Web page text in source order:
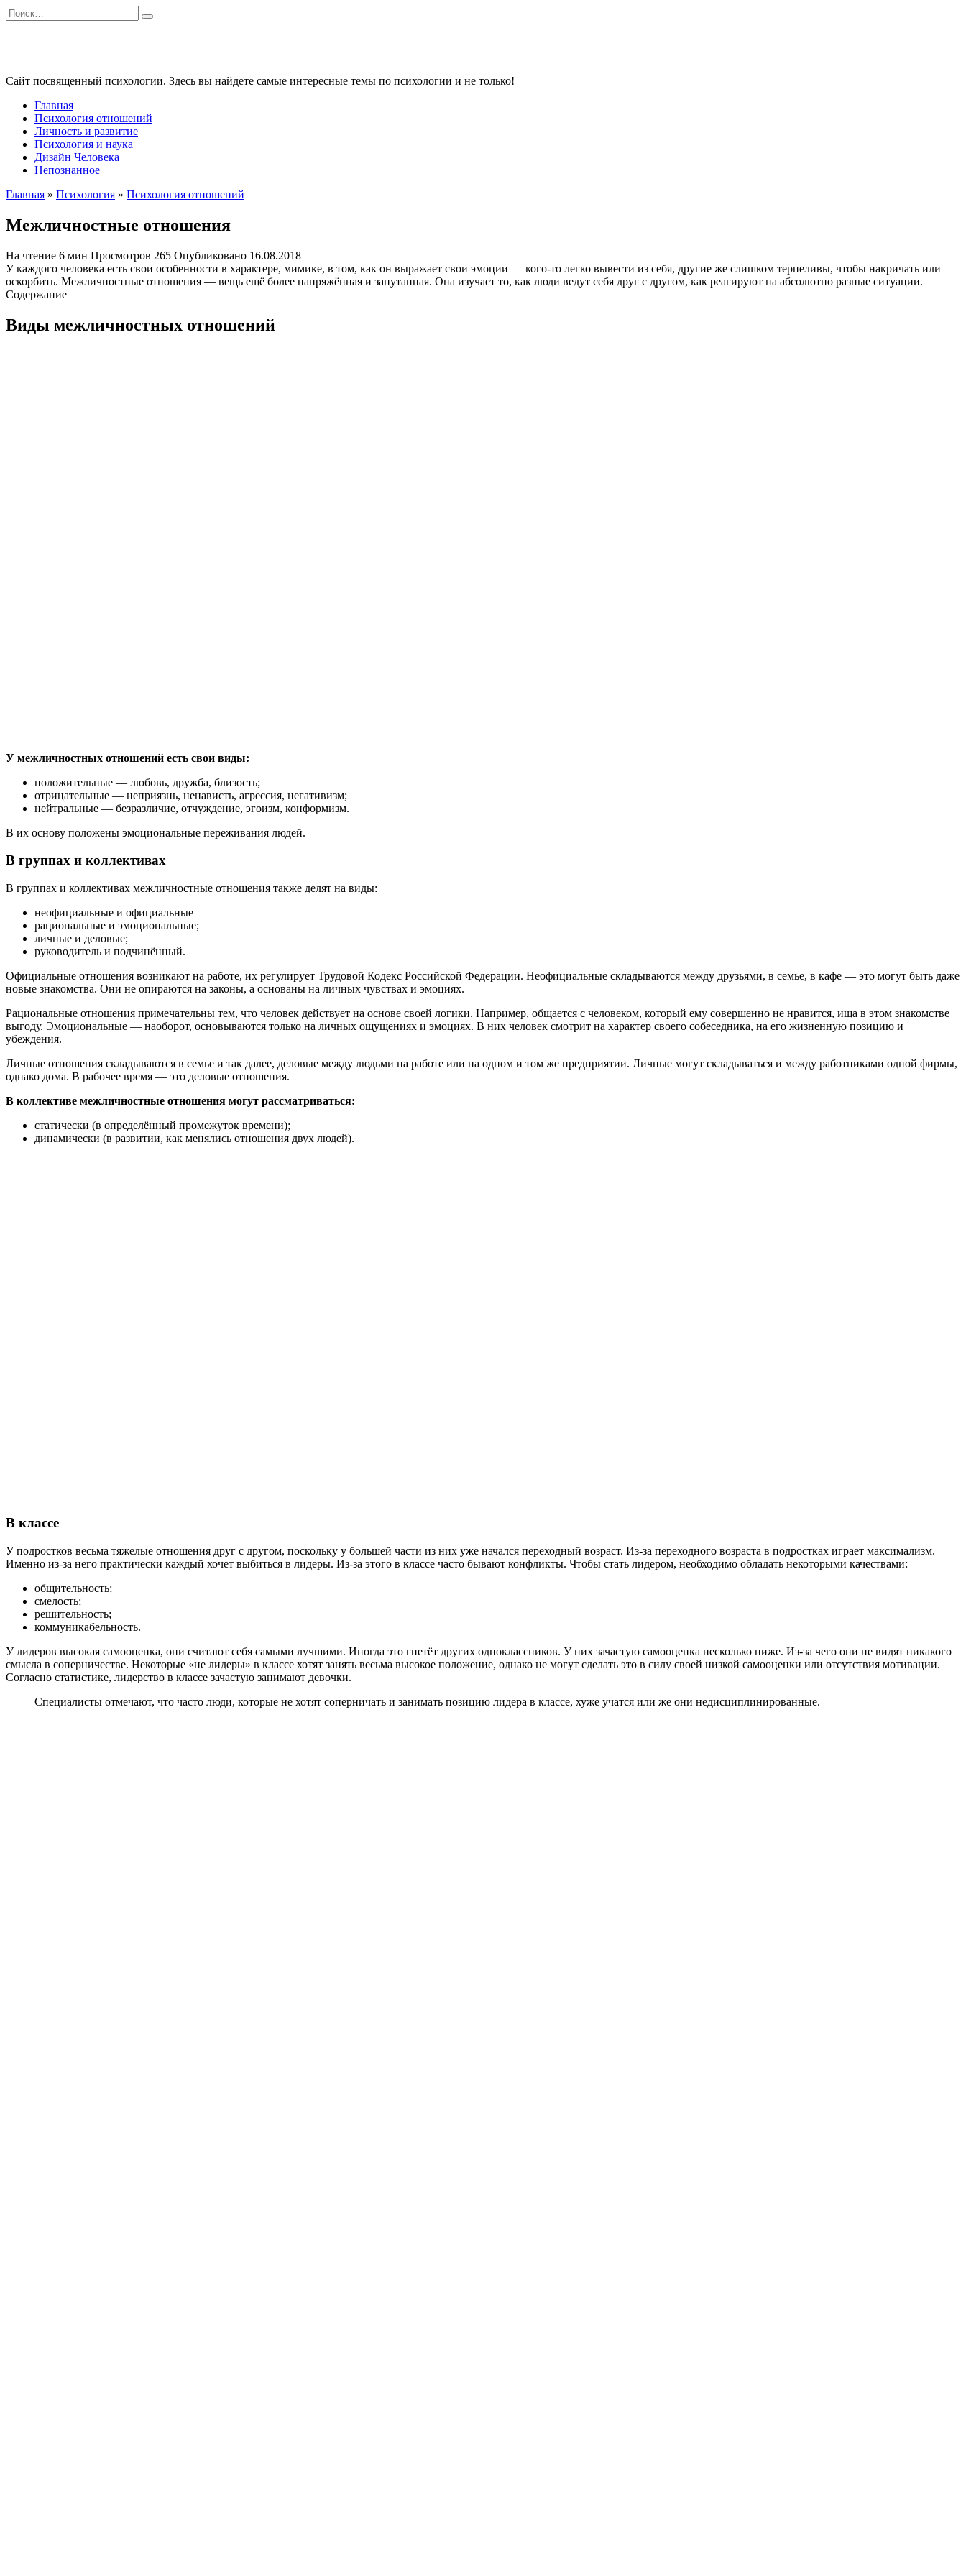
Перейти
к
Search
for:
Сайт посвященный психологии. Здесь вы найдете самые интересные темы по психологии и не только!
Главная
Психология отношений
Личность и развитие
Психология и наука
Дизайн Человека
Непознанное
Главная » Психология » Психология отношений
Межличностные отношения
На чтение 6 мин Просмотров 265 Опубликовано 16.08.2018
У каждого человека есть свои особенности в характере, мимике, в том, как он выражает свои эмоции — кого-то легко вывести из себя, другие же слишком терпеливы, чтобы накричать или
оскорбить. Межличностные отношения — вещь ещё более напряжённая и запутанная. Она изучает то, как люди ведут себя друг с другом, как реагируют на абсолютно разные ситуации.
Содержание
Виды межличностных отношений
У межличностных отношений есть свои виды:
положительные — любовь, дружба, близость;
отрицательные — неприязнь, ненависть, агрессия, негативизм;
нейтральные — безразличие, отчуждение, эгоизм, конформизм.
В их основу положены эмоциональные переживания людей.
В группах и коллективах
В группах и коллективах межличностные отношения также делят на виды:
неофициальные и официальные
рациональные и эмоциональные;
личные и деловые;
руководитель и подчинённый.
Официальные отношения возникают на работе, их регулирует Трудовой Кодекс Российской Федерации. Неофициальные складываются между друзьями, в семье, в кафе — это могут быть даже
новые знакомства. Они не опираются на законы, а основаны на личных чувствах и эмоциях.
Рациональные отношения примечательны тем, что человек действует на основе своей логики. Например, общается с человеком, который ему совершенно не нравится, ища в этом знакомстве
выгоду. Эмоциональные — наоборот, основываются только на личных ощущениях и эмоциях. В них человек смотрит на характер своего собеседника, на его жизненную позицию и
убеждения.
Личные отношения складываются в семье и так далее, деловые между людьми на работе или на одном и том же предприятии. Личные могут складываться и между работниками одной фирмы,
однако дома. В рабочее время — это деловые отношения.
В коллективе межличностные отношения могут рассматриваться:
статически (в определённый промежуток времени);
динамически (в развитии, как менялись отношения двух людей).
В классе
У подростков весьма тяжелые отношения друг с другом, поскольку у большей части из них уже начался переходный возраст. Из-за переходного возраста в подростках играет максимализм.
Именно из-за него практически каждый хочет выбиться в лидеры. Из-за этого в классе часто бывают конфликты. Чтобы стать лидером, необходимо обладать некоторыми качествами:
общительность;
смелость;
решительность;
коммуникабельность.
У лидеров высокая самооценка, они считают себя самыми лучшими. Иногда это гнетёт других одноклассников. У них зачастую самооценка несколько ниже. Из-за чего они не видят никакого
смысла в соперничестве. Некоторые «не лидеры» в классе хотят занять весьма высокое положение, однако не могут сделать это в силу своей низкой самооценки или отсутствия мотивации.
Согласно статистике, лидерство в классе зачастую занимают девочки.
Специалисты отмечают, что часто люди, которые не хотят соперничать и занимать позицию лидера в классе, хуже учатся или же они недисциплинированные.